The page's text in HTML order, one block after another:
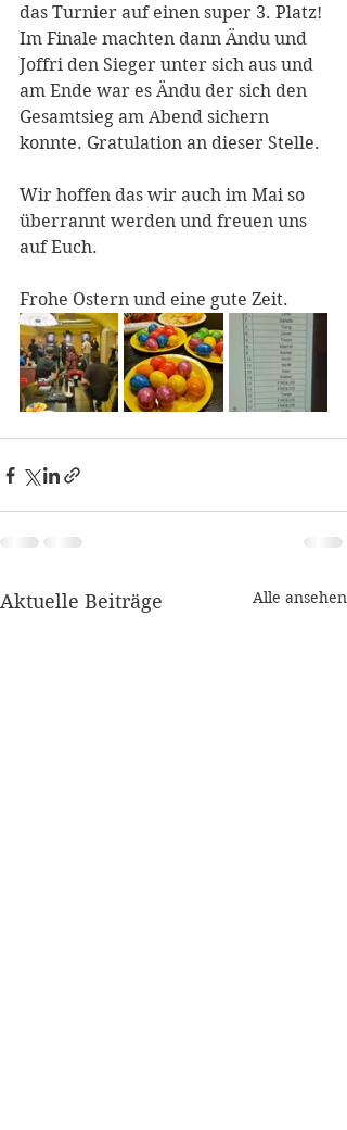
das Turnier auf einen super 3. Platz!
Im Finale machten dann Ändu und
Joffri den Sieger unter sich aus und
am Ende war es Ändu der sich den
Gesamtsieg am Abend sichern
konnte. Gratulation an dieser Stelle.
Wir hoffen das wir auch im Mai so
überrannt werden und freuen uns
auf Euch.
Frohe Ostern und eine gute Zeit.
Aktuelle Beiträge Alle ansehen